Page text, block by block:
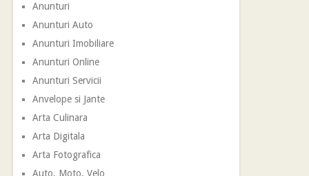
Anunturi
Anunturi Auto
Anunturi Imobiliare
Anunturi Online
Anunturi Servicii
Anvelope si Jante
Arta Culinara
Arta Digitala
Arta Fotografica
Auto, Moto, Velo